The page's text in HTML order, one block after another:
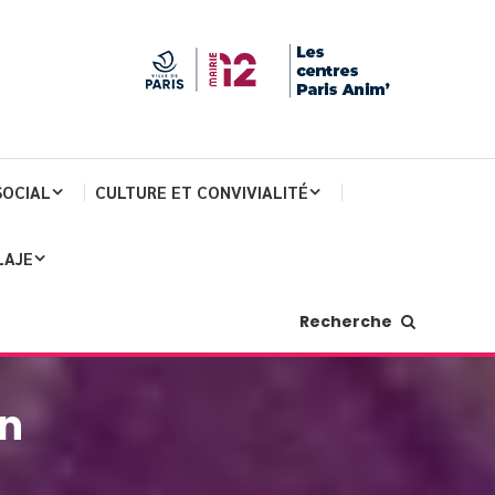
CULTURE ET CONVIVIALITÉ
Recherche